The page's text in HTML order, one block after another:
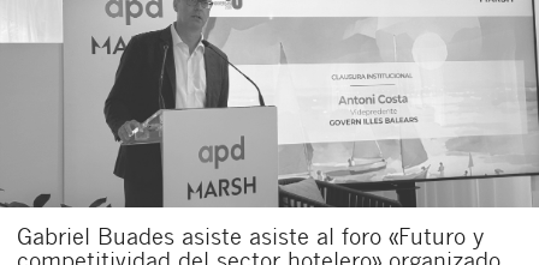
Gabriel Buades asiste asiste al foro «Futuro y
competitividad del sector hotelero» organizado